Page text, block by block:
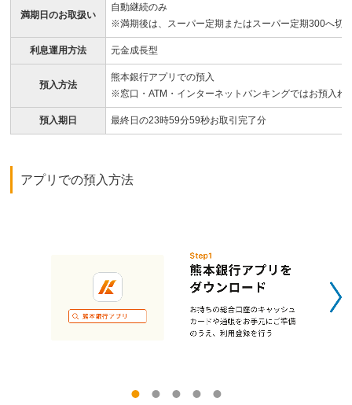
満期日のお取扱い
自動継続のみ
※満期後は、スーパー定期またはスーパー定期300へ切
利息運用方法 元金成長型
預入方法
熊本銀行アプリでの預入
※窓口・ATM・インターネットバンキングではお預入れ
預入期日 最終日の23時59分59秒お取引完了分
アプリでの預入方法